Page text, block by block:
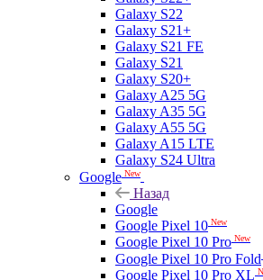
Galaxy S22
Galaxy S21+
Galaxy S21 FE
Galaxy S21
Galaxy S20+
Galaxy A25 5G
Galaxy A35 5G
Galaxy A55 5G
Galaxy A15 LTE
Galaxy S24 Ultra
Google New
Назад
Google
Google Pixel 10 New
Google Pixel 10 Pro New
Google Pixel 10 Pro Fold
Google Pixel 10 Pro XL